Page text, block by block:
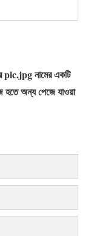
pic.jpg নামের একটি
হতে অন্য পেজে যাওয়া